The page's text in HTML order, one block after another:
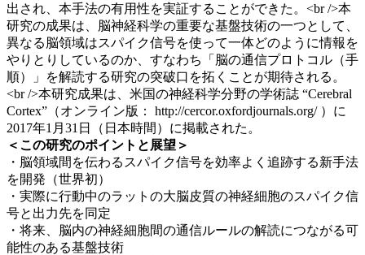
出され、本手法の有用性を実証することができた。<br />本
研究の成果は、脳神経科学の重要な基盤技術の一つとして、
異なる脳領域はスパイク信号を使って一体どのように情報を
やりとりしているのか、すなわち「脳の通信プロトコル（手
順）」を解読する研究の突破口を拓くことが期待される。
<br />本研究成果は、米国の神経科学分野の学術誌 “Cerebral
Cortex”（オンライン版： http://cercor.oxfordjournals.org/ ）に
2017年1月31日（日本時間）に掲載された。
＜この研究のポイントと展望＞
・脳領域間を伝わるスパイク信号を効率よく追跡する新手法
を開発（世界初）
・実際に行動中のラットの大脳皮質の神経細胞のスパイク信
号と出力先を同定
・将来、脳内の神経細胞間の通信ルールの解読につながる可
能性のある基盤技術